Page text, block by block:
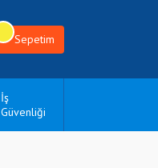
Sepetim
İş
Güvenliği